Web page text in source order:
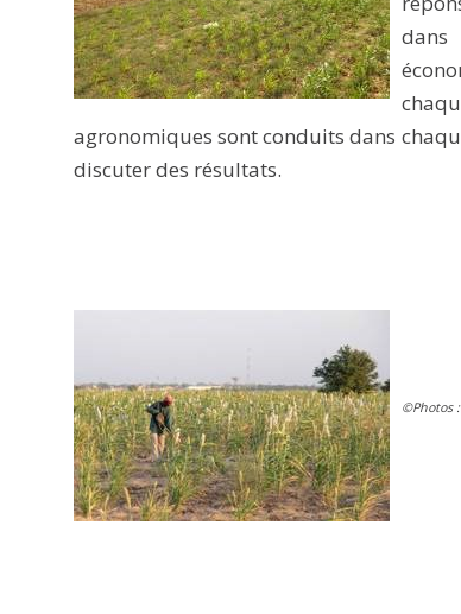
agronomiques sont conduits dans
discuter des résultats.
©Photos